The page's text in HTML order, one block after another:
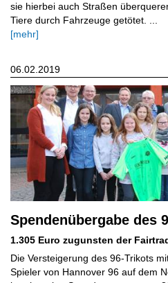
sie hierbei auch Straßen
Tiere durch Fahrzeuge getötet. ...
[mehr]
Spendenübergabe des
1.305 Euro zugunsten der
Die Versteigerung des 96-Trikots
Spieler von Hannover 96 auf dem
06.02.2019